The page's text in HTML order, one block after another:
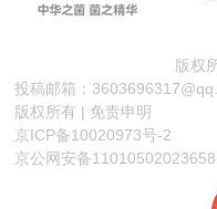
版权
投稿邮箱：
版权所有 | 免责申明
京ICP备10020973号-2
京公网安备11010502023658